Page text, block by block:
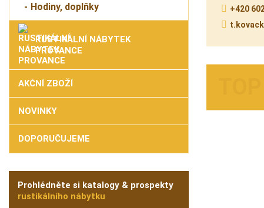
Hodiny, doplňky
RUSTIKÁLNÍ NÁBYTEK
PROVANCE
AKČNÍ ZBOŽÍ
NOVINKY
DOPORUČUJEME
Prohlédněte si katalogy & prospekty
rustikálního nábytku
+420